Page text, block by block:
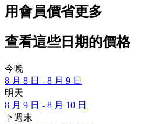
用會員價省更多
查看這些日期的價格
今晚
8 月 8 日 - 8 月 9 日
明天
8 月 9 日 - 8 月 10 日
下週末